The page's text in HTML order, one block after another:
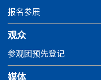
报名参展
观众
参观团预先登记
媒体